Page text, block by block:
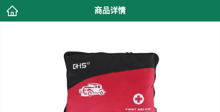
商品详情